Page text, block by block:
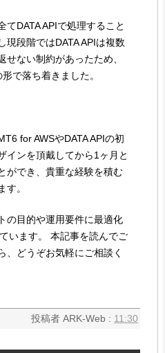
DATA APIで処理すること
現段階ではDATA APIは複数
せない制約があったため、
で落ち着きました。
for AWSやDATA APIの初
インを頂戴してから1ヶ月と
ができ、貴重な経験を積む
す。
の目的や運用要件に最適化
います。 本記事を読んでご
、どうぞお気軽にご相談く
投稿者 ARK-Web : 11:30